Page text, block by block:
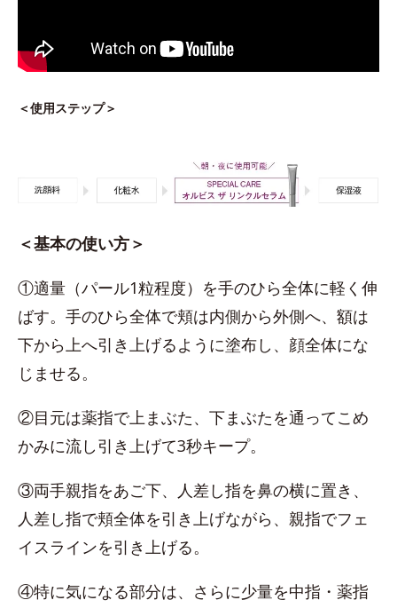
＜使用ステップ＞
＜基本の使い方＞
①適量（パール1粒程度）を手のひら全体に軽く伸
ばす。手のひら全体で頬は内側から外側へ、額は
下から上へ引き上げるように塗布し、顔全体にな
じませる。
②目元は薬指で上まぶた、下まぶたを通ってこめ
かみに流し引き上げて3秒キープ。
③両手親指をあご下、人差し指を鼻の横に置き、
人差し指で頬全体を引き上げながら、親指でフェ
イスラインを引き上げる。
④特に気になる部分は、さらに少量を中指・薬指